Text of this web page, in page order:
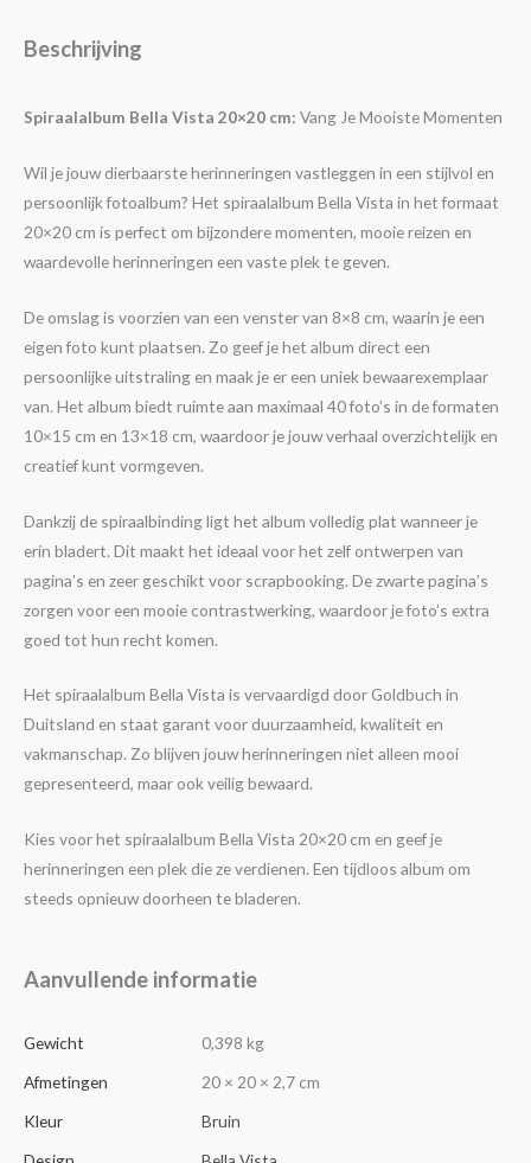
Beschrijving
Spiraalalbum Bella Vista 20×20 cm: Vang Je Mooiste Momenten
Wil je jouw dierbaarste herinneringen vastleggen in een stijlvol en
persoonlijk fotoalbum? Het spiraalalbum Bella Vista in het formaat
20×20 cm is perfect om bijzondere momenten, mooie reizen en
waardevolle herinneringen een vaste plek te geven.
De omslag is voorzien van een venster van 8×8 cm, waarin je een
eigen foto kunt plaatsen. Zo geef je het album direct een
persoonlijke uitstraling en maak je er een uniek bewaarexemplaar
van. Het album biedt ruimte aan maximaal 40 foto’s in de formaten
10×15 cm en 13×18 cm, waardoor je jouw verhaal overzichtelijk en
creatief kunt vormgeven.
Dankzij de spiraalbinding ligt het album volledig plat wanneer je
erin bladert. Dit maakt het ideaal voor het zelf ontwerpen van
pagina’s en zeer geschikt voor scrapbooking. De zwarte pagina’s
zorgen voor een mooie contrastwerking, waardoor je foto’s extra
goed tot hun recht komen.
Het spiraalalbum Bella Vista is vervaardigd door Goldbuch in
Duitsland en staat garant voor duurzaamheid, kwaliteit en
vakmanschap. Zo blijven jouw herinneringen niet alleen mooi
gepresenteerd, maar ook veilig bewaard.
Kies voor het spiraalalbum Bella Vista 20×20 cm en geef je
herinneringen een plek die ze verdienen. Een tijdloos album om
steeds opnieuw doorheen te bladeren.
Aanvullende informatie
Gewicht
0,398 kg
Afmetingen
20 × 20 × 2,7 cm
Kleur
Bruin